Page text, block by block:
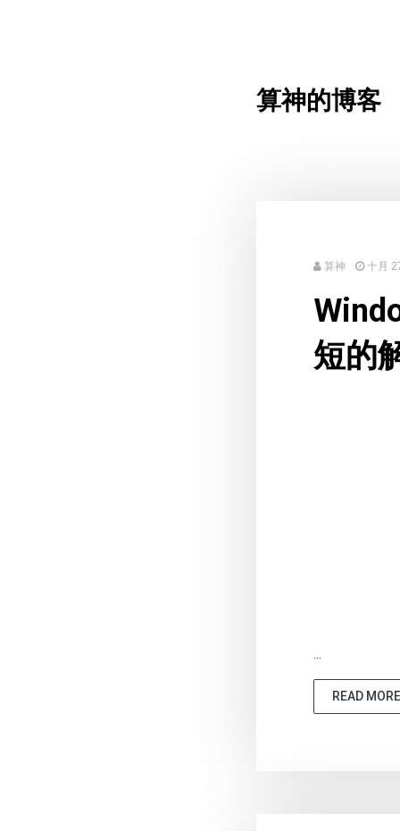
算神的博客
算神 十月
短的
...
READ MORE